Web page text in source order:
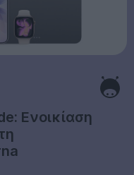
Ενοικίαση